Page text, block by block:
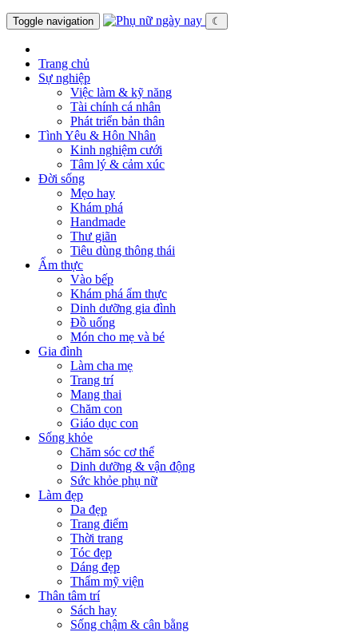
Toggle navigation ☾
Trang chủ
Sự nghiệp
Việc làm & kỹ năng
Tài chính cá nhân
Phát triển bản thân
Tình Yêu & Hôn Nhân
Kinh nghiệm cưới
Tâm lý & cảm xúc
Đời sống
Mẹo hay
Khám phá
Handmade
Thư giãn
Tiêu dùng thông thái
Ẩm thực
Vào bếp
Khám phá ẩm thực
Dinh dưỡng gia đình
Đồ uống
Món cho mẹ và bé
Gia đình
Làm cha mẹ
Trang trí
Mang thai
Chăm con
Giáo dục con
Sống khỏe
Chăm sóc cơ thể
Dinh dưỡng & vận động
Sức khỏe phụ nữ
Làm đẹp
Da đẹp
Trang điểm
Thời trang
Tóc đẹp
Dáng đẹp
Thẩm mỹ viện
Thân tâm trí
Sách hay
Sống chậm & cân bằng